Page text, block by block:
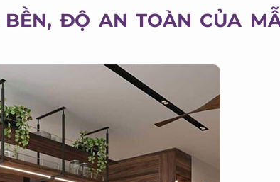
ĐỘ AN TOÀN CỦA